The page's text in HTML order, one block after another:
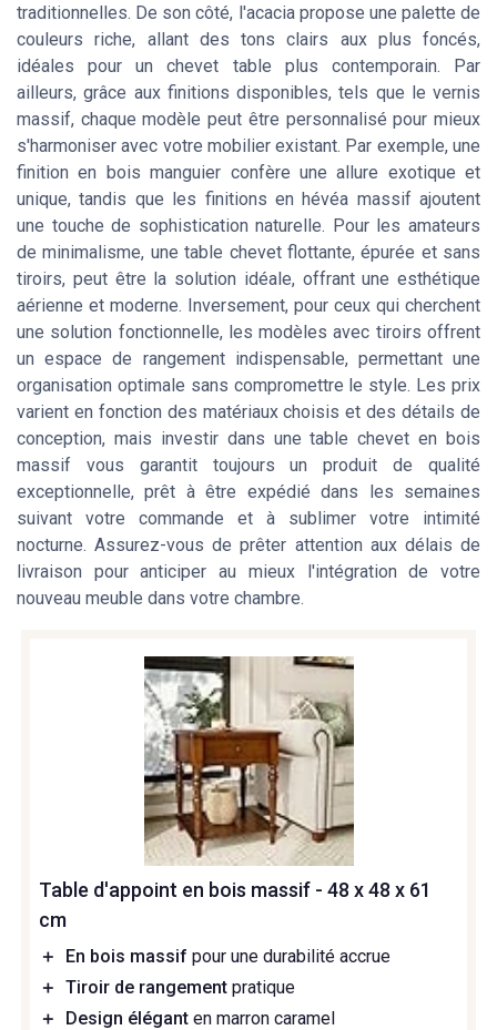
traditionnelles. De son côté, l'acacia propose une palette de
couleurs riche, allant des tons clairs aux plus foncés,
idéales pour un chevet table plus contemporain. Par
ailleurs, grâce aux finitions disponibles, tels que le vernis
massif, chaque modèle peut être personnalisé pour mieux
s'harmoniser avec votre mobilier existant. Par exemple, une
finition en bois manguier confère une allure exotique et
unique, tandis que les finitions en hévéa massif ajoutent
une touche de sophistication naturelle. Pour les amateurs
de minimalisme, une table chevet flottante, épurée et sans
tiroirs, peut être la solution idéale, offrant une esthétique
aérienne et moderne. Inversement, pour ceux qui cherchent
une solution fonctionnelle, les modèles avec tiroirs offrent
un espace de rangement indispensable, permettant une
organisation optimale sans compromettre le style. Les prix
varient en fonction des matériaux choisis et des détails de
conception, mais investir dans une table chevet en bois
massif vous garantit toujours un produit de qualité
exceptionnelle, prêt à être expédié dans les semaines
suivant votre commande et à sublimer votre intimité
nocturne. Assurez-vous de prêter attention aux délais de
livraison pour anticiper au mieux l'intégration de votre
nouveau meuble dans votre chambre.
Table d'appoint en bois massif - 48 x 48 x 61
cm
＋ En bois massif pour une durabilité accrue
＋ Tiroir de rangement pratique
＋
Design élégant en marron caramel